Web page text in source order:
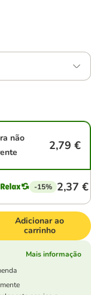
não
2,79 €
-15% 2,37 €
Adicionar ao
carrinho
Mais informação